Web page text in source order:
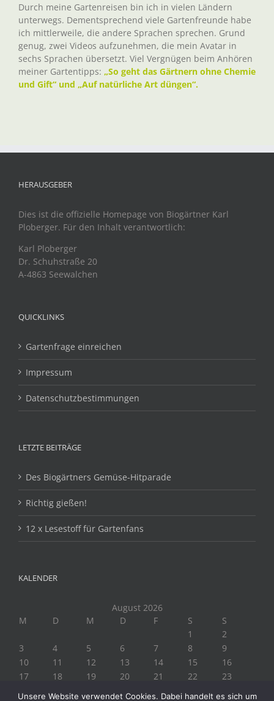
Durch meine Gartenreisen bin ich in vielen Ländern
unterwegs. Dementsprechend viele Gartenfreunde habe
ich mittlerweile, die andere Sprachen sprechen. Grund
genug, zwei Videos aufzunehmen, die mein Avatar in
sechs Sprachen übersetzt. Viel Vergnügen beim Anhören
meiner Gartentipps: „So geht das Gärtnern ohne Chemie
und Gift“ und „Auf natürliche Art düngen“.
HERAUSGEBER
Dies ist die offizielle Homepage von Biogärtner Karl
Ploberger. Für den Inhalt verantwortlich:
Karl Ploberger
Dr. Schuhstraße 20
A-4863 Seewalchen
QUICKLINKS
Gartenfrage einreichen
Impressum
Datenschutzbestimmungen
LETZTE BEITRÄGE
Des Biogärtners Gemüse-Hitparade
Richtig gießen!
12 x Lesestoff für Gartenfans
KALENDER
August 2026
M
D M D F S
S
1
2
3
4 5 6 7 8
9
10
11 12 13 14 15
16
17
18 19 20 21 22
23
Unsere Website verwendet Cookies. Dabei handelt es sich um